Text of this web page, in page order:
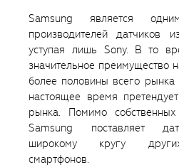
Samsung является
производителей датчиков
уступая лишь Sony. В то
значительное преимущество
более половины всего рынка
настоящее время
рынка. Помимо
Samsung поставляет
широкому кругу
смартфонов.